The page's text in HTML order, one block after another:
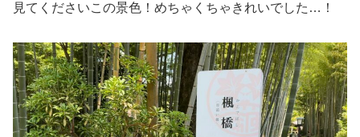
見てくださいこの景色！めちゃくちゃきれいでした…！